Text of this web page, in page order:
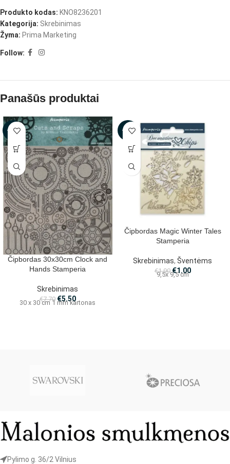
Produkto kodas: KNO8236201
Kategorija: Skrebinimas
Žyma: Prima Marketing
Follow:
Panašūs produktai
-29%
Čipbordas 30x30cm Clock and
Hands Stamperia
Skrebinimas
€7.70 €5.50
30 x 30 cm 1 mm kartonas
-47%
Čipbordas Magic Winter Tales
Stamperia
Skrebinimas, Šventėms
€1.90 €1.00
9,5x 9,5 cm
Pylimo g. 36/2 Vilnius